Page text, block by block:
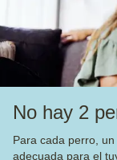
No hay 2
Para cada perro,
adecuada para el
Productos
Sobre Barkyn
Otros links
Piensos